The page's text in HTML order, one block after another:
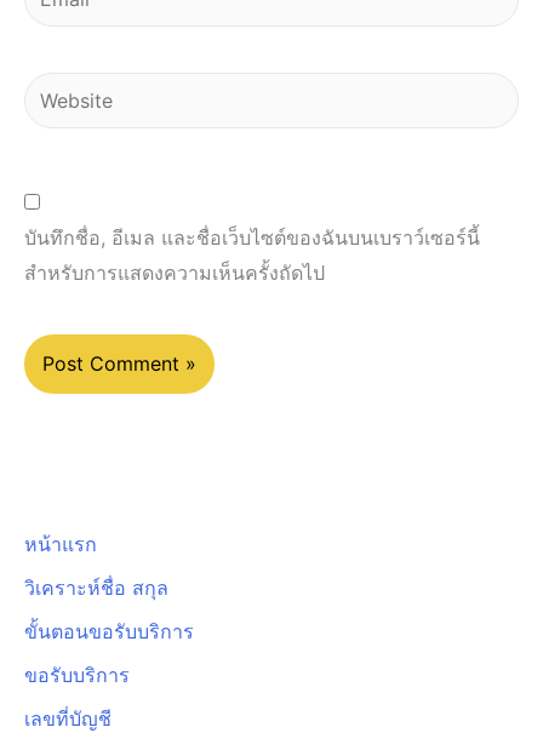
Website
บันทึกชื่อ, อีเมล และชื่อเว็บไซต์ของฉันบนเบราว์เซอร์นี้
สำหรับการแสดงความเห็นครั้งถัดไป
หน้าแรก
วิเคราะห์ชื่อ สกุล
ขั้นตอนขอรับบริการ
ขอรับบริการ
เลขที่บัญชี